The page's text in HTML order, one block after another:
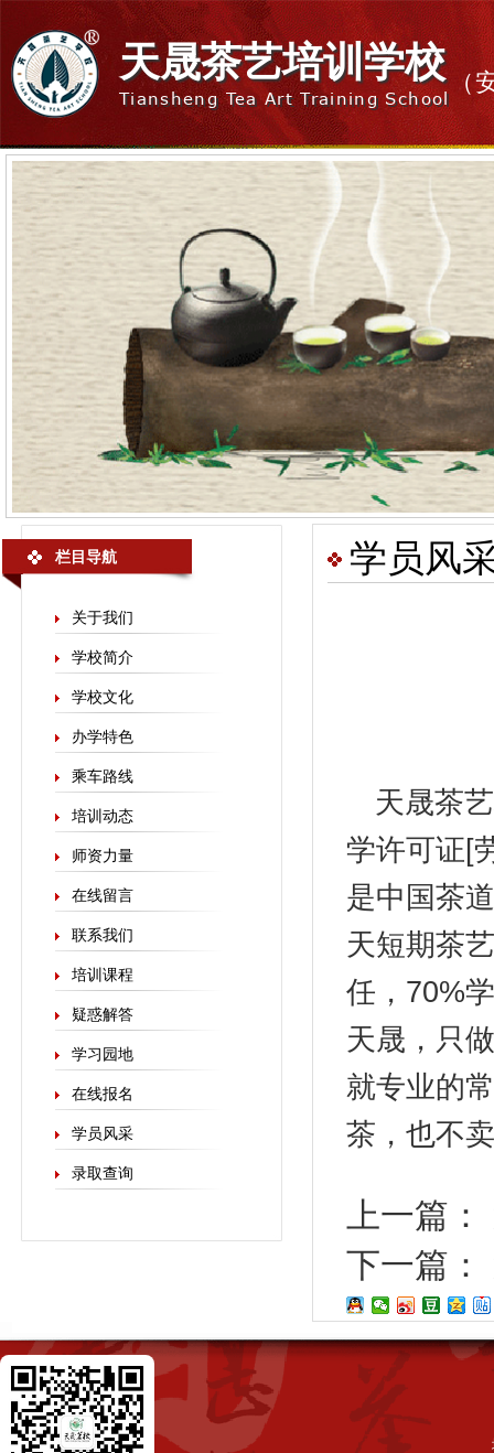
天晟茶艺培训学校
Tiansheng Tea Art Training School
（
栏目导航
关于我们
学校简介
学校文化
办学特色
乘车路线
培训动态
师资力量
在线留言
联系我们
培训课程
疑惑解答
学习园地
在线报名
学员风采
录取查询
学员风
天晟茶
学许可证[
是中国茶
天短期茶
任，70%
天晟，只
就专业的
茶，也不
上一篇：
下一篇：